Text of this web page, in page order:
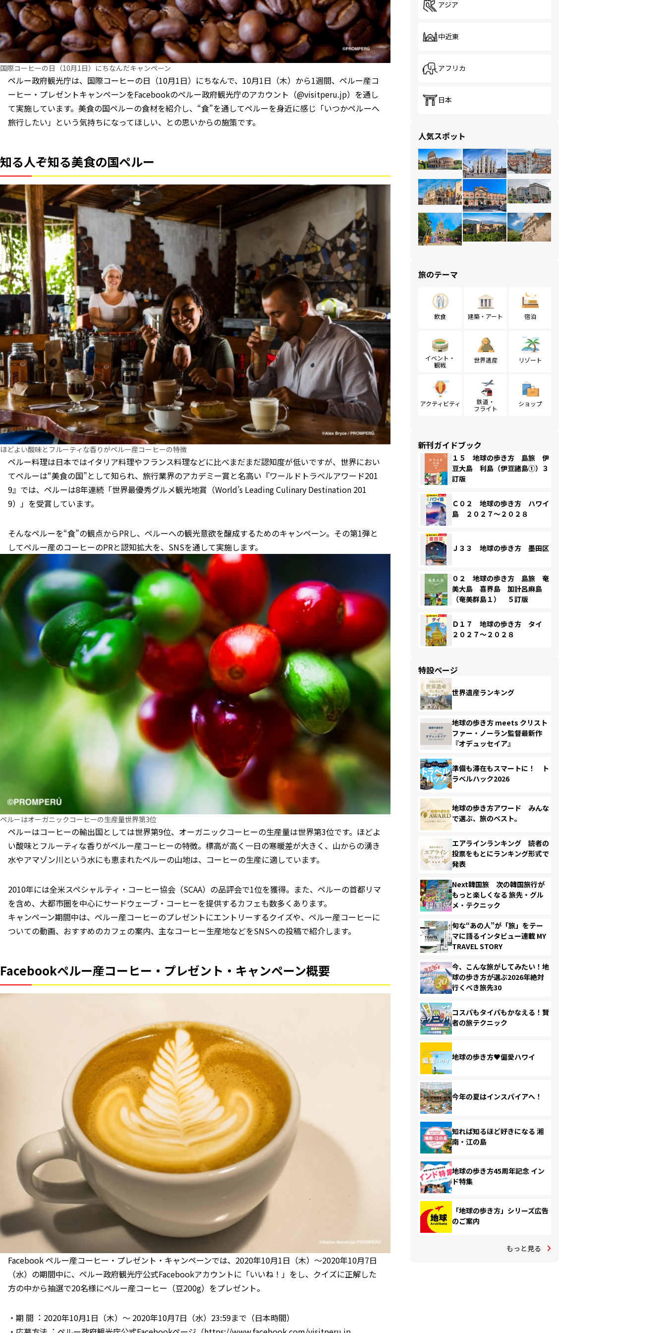
国際コーヒーの⽇（10⽉1⽇）にちなんだキャンペーン
ペルー政府観光庁は、国際コーヒーの⽇（10⽉1⽇）にちなんで、10⽉1⽇（⽊）から1週間、ペルー産コ
ーヒー・プレゼントキャンペーンをFacebookのペルー政府観光庁のアカウント（@visitperu.jp）を通し
て実施しています。美⻝の国ペルーの⻝材を紹介し、“⻝”を通してペルーを身近に感じ「いつかペルーへ
旅⾏したい」という気持ちになってほしい、との思いからの施策です。
知る人ぞ知る美食の国ペルー
ほどよい酸味とフルーティな⾹りがペルー産コーヒーの特徴
ペルー料理は⽇本ではイタリア料理やフランス料理などに比べまだまだ認知度が低いですが、世界におい
てペルーは“美⻝の国”として知られ、旅⾏業界のアカデミー賞と名⾼い『ワールドトラベルアワード201
9』では、ペルーは8年連続「世界最優秀グルメ観光地賞（World’s Leading Culinary Destination 201
9）」を受賞しています。
そんなペルーを“⻝”の観点からPRし、ペルーへの観光意欲を醸成するためのキャンペーン。その第1弾と
してペルー産のコーヒーのPRと認知拡⼤を、SNSを通して実施します。
ペルーはオーガニックコーヒーの⽣産量世界第3位
ペルーはコーヒーの輸出国としては世界第9位、オーガニックコーヒーの⽣産量は世界第3位です。ほどよ
い酸味とフルーティな⾹りがペルー産コーヒーの特徴。標⾼が⾼く⼀⽇の寒暖差が大きく、⼭からの湧き
⽔やアマゾン川という⽔にも恵まれたペルーの山地は、コーヒーの⽣産に適しています。
2010年には全⽶スペシャルティ・コーヒー協会（SCAA）の品評会で1位を獲得。また、ペルーの⾸都リマ
を含め、⼤都市圏を中⼼にサードウェーブ・コーヒーを提供するカフェも数多くあります。
キャンペーン期間中は、ペルー産コーヒーのプレゼントにエントリーするクイズや、ペルー産コーヒーに
ついての動画、おすすめのカフェの案内、主なコーヒー⽣産地などをSNSへの投稿で紹介します。
Facebookペルー産コーヒー・プレゼント・キャンペーン概要
Facebook ペルー産コーヒー・プレゼント・キャンペーンでは、2020年10⽉1⽇（⽊）〜2020年10⽉7⽇
（⽔）の期間中に、ペルー政府観光庁公式Facebookアカウントに「いいね！」をし、クイズに正解した
⽅の中から抽選で20名様にペルー産コーヒー（⾖200g）をプレゼント。
・期 間︓ 2020年10⽉1⽇（⽊）〜 2020年10⽉7⽇（⽔）23:59まで（⽇本時間）
アジア
中近東
アフリカ
日本
人気スポット
旅のテーマ
飲食 建築・アート 宿泊
イベント・
観戦
世界遺産 リゾート
アクティビティ
鉄道・
フライト
ショップ
新刊ガイドブック
１５ 地球の歩き方 島旅 伊
豆大島 利島（伊豆諸島①）３
訂版
Ｃ０２ 地球の歩き方 ハワイ
島 ２０２７～２０２８
Ｊ３３ 地球の歩き方 墨田区
０２ 地球の歩き方 島旅 奄
美大島 喜界島 加計呂麻島
（奄美群島１） ５訂版
Ｄ１７ 地球の歩き方 タイ
２０２７～２０２８
特設ページ
世界遺産ランキング
地球の歩き方 meets クリスト
ファー・ノーラン監督最新作
『オデュッセイア』
準備も滞在もスマートに！ ト
ラベルハック2026
地球の歩き方アワード みんな
で選ぶ、旅のベスト。
エアラインランキング 読者の
投票をもとにランキング形式で
発表
Next韓国旅 次の韓国旅行が
もっと楽しくなる 旅先・グル
メ・テクニック
旬な“あの人”が「旅」をテー
マに語るインタビュー連載 MY
TRAVEL STORY
今、こんな旅がしてみたい！地
球の歩き方が選ぶ2026年絶対
行くべき旅先30
コスパもタイパもかなえる！賢
者の旅テクニック
地球の歩き方♥偏愛ハワイ
今年の夏はインスパイアへ！
知れば知るほど好きになる 湘
南・江の島
地球の歩き方45周年記念 イン
ド特集
「地球の歩き方」シリーズ広告
のご案内
もっと見る